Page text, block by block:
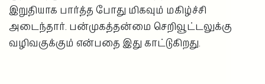
இறுதியாக பார்த்த போது மிகவும் மகிழ்ச்சி
அடைந்தார். பன்முகத்தன்மை செறிவூட்டலுக்கு
வழிவகுக்கும் என்பதை இது காட்டுகிறது.